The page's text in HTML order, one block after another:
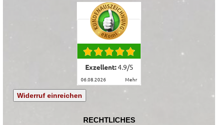
Exzellent:4.9/5
06.08.2026 mehr
Widerruf einreichen
RECHTLICHES